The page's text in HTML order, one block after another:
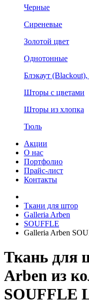
Черные
Сиреневые
Золотой цвет
Однотонные
Блэкаут
Шторы с цветами
Шторы из хлопка
Тюль
Акции
О нас
Портфолио
Прайс-лист
Контакты
Ткани для штор
Galleria Arben
SOUFFLE
Galleria Arben
Ткань для
Arben из
SOUFFLE